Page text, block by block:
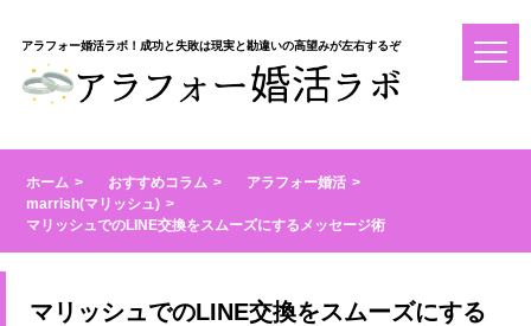
アラフォー婚活ラボ！成功と失敗は現実と勘違いの高望みが左右するぞ
ホーム おすすめコラム
アラフォー婚活
marrish(マリッシュ)
マリッシュでのLINE交換をスムーズにするメッセージ術
マリッシュでのLINE交換をスムーズにする